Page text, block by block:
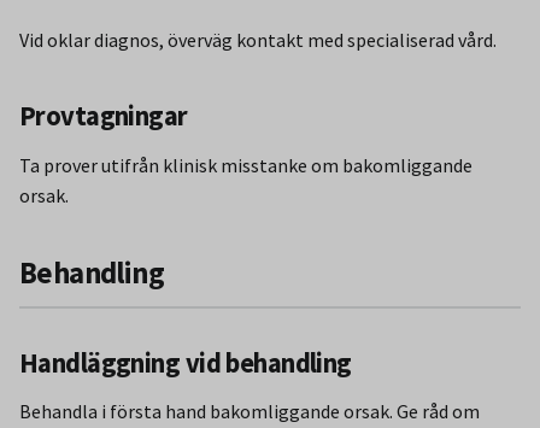
Vid oklar diagnos, överväg kontakt med specialiserad vård.
Provtagningar
Ta prover utifrån klinisk misstanke om bakomliggande
orsak.
Behandling
Handläggning vid behandling
Behandla i första hand bakomliggande orsak. Ge råd om